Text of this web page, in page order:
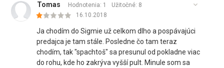
Tomas Hodnotenia: 1 Užitočné: 8
16.10.2018
Ja chodím do Sigmie už celkom dlho a pospávajúci
predajca je tam stále. Posledne čo tam teraz
chodím, tak "spachtoš" sa presunul od pokladne viac
do rohu, kde ho zakrýva vyšší pult. Minule som sa